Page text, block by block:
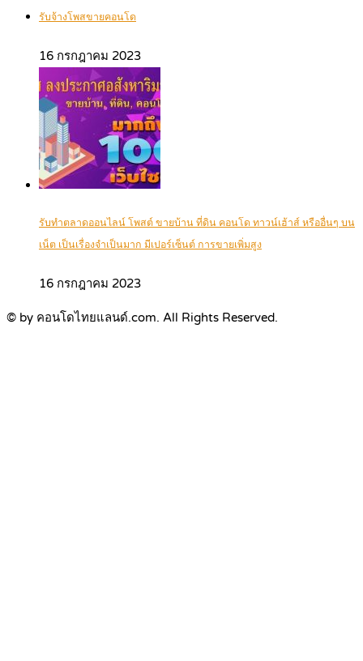
รับจ้างโพสขายคอนโด
16 กรกฎาคม 2023
รับทำตลาดออนไลน์ โพสต์ ขายบ้าน ที่ดิน คอนโด ทาวน์เฮ้าส์ หรืออื่นๆ บน
เน็ต เป็นเรื่องจำเป็นมาก มีเปอร์เซ็นต์ การขายเพิ่มสูง
16 กรกฎาคม 2023
© by คอนโดไทยแลนด์.com. All Rights Reserved.